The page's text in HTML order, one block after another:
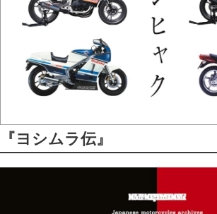
『ヨシムラ伝』